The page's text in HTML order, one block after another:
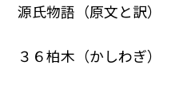
源氏物語（原文と訳）
３６柏木（かしわぎ）